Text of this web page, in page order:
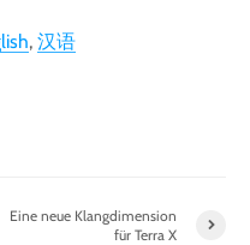
汉语
Eine neue Klangdimension
für Terra X